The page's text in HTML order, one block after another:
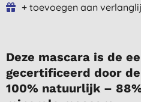
+ toevoegen aan
Deze mascara is de
gecertificeerd door
100% natuurlijk –